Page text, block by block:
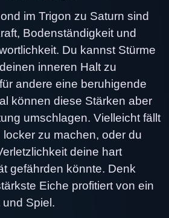
im Trigon zu Saturn sind
Bodenständigkeit und
Du kannst Stürme
inneren Halt zu
andere eine beruhigende
können diese Stärken aber
umschlagen. Vielleicht fällt
zu machen, oder du
deine hart
gefährden könnte. Denk
Eiche profitiert von ein
Spiel.